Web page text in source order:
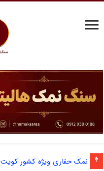
نمک حفاری ویژه کشور کویت